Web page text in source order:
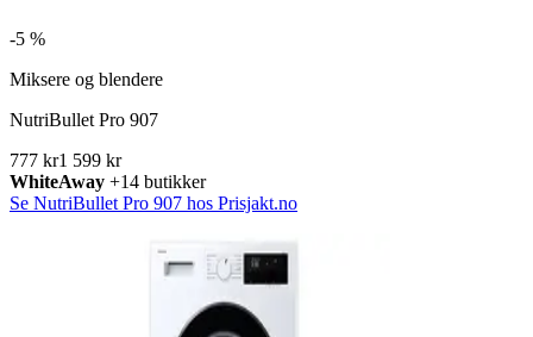
-5 %
Miksere og blendere
NutriBullet Pro 907
777 kr1 599 kr
WhiteAway +14 butikker
Se NutriBullet Pro 907 hos Prisjakt.no